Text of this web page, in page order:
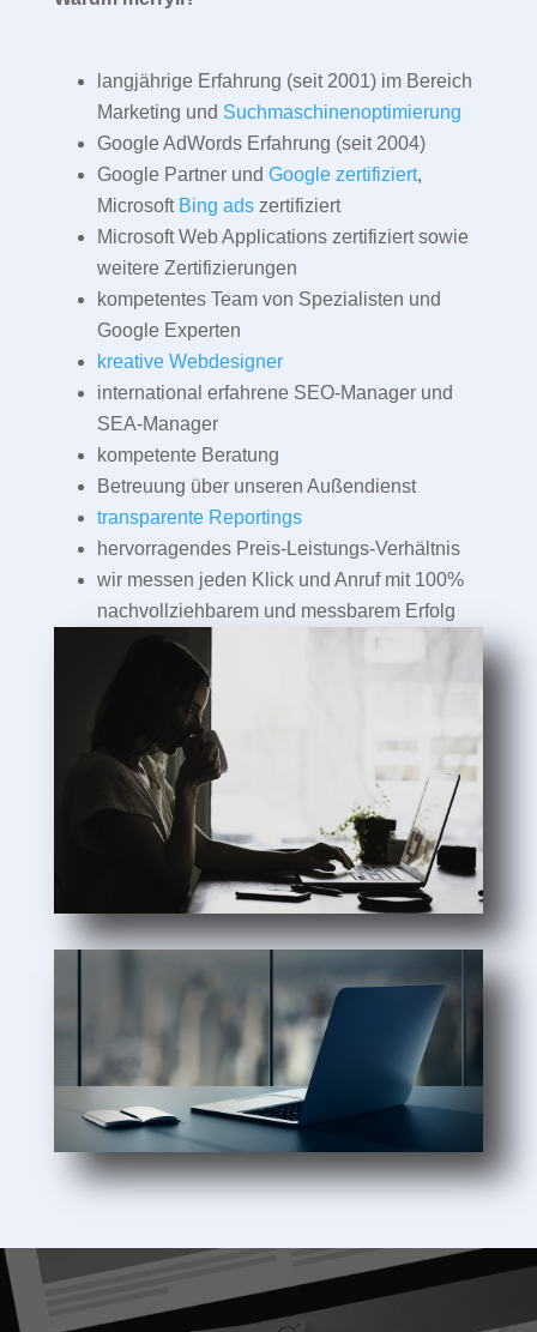
langjährige Erfahrung (seit 2001) im Bereich
Marketing und Suchmaschinenoptimierung
Google AdWords Erfahrung (seit 2004)
Google Partner und Google zertifiziert,
Microsoft Bing adszertifiziert
Microsoft Web Applications zertifiziert sowie
weitere Zertifizierungen
kompetentes Team von Spezialisten und
Google Experten
kreative Webdesigner
international erfahrene SEO-Manager und
SEA-Manager
kompetente Beratung
Betreuung über unseren Außendienst
transparente Reportings
hervorragendes Preis-Leistungs-Verhältnis
wir messen jeden Klick und Anruf mit 100%
nachvollziehbarem und messbarem Erfolg